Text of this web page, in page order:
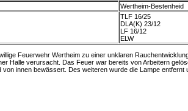
Wertheim-Bestenheid
TLF 16/25
DLA(K) 23/12
LF 16/12
ELW
Feuerwehr Wertheim zu einer unklaren
Halle verursacht. Das Feuer war bereits von Arbeitern
innen bewässert. Des weiteren wurde die Lampe entfernt